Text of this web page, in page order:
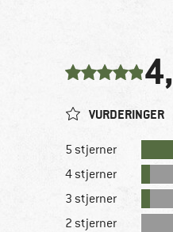
VURDERINGER
5 stjerner
4 stjerner
3 stjerner
2 stjerner